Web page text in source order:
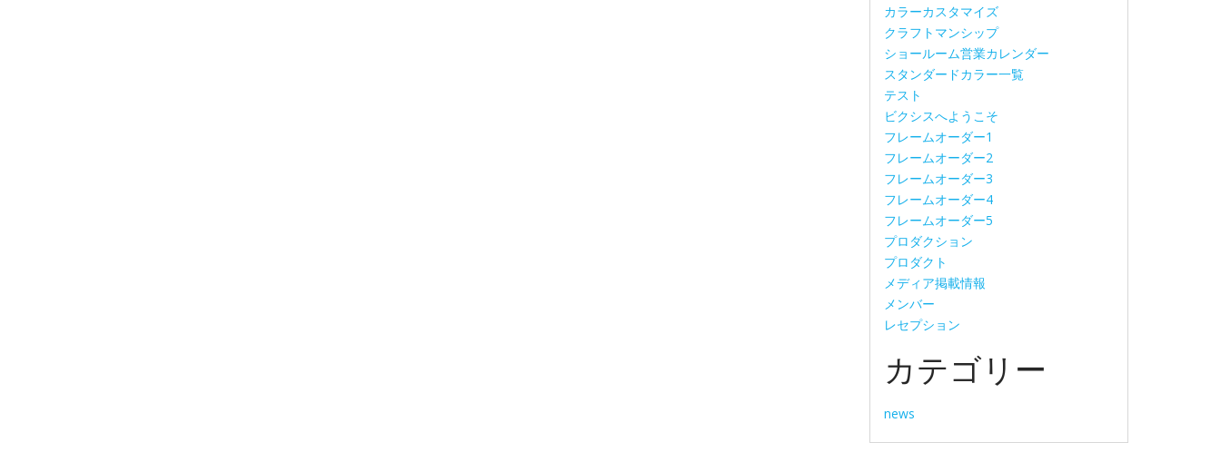
カラーカスタマイズ
クラフトマンシップ
ショールーム営業カレンダー
スタンダードカラー一覧
テスト
ビクシスへようこそ
フレームオーダー1
フレームオーダー2
フレームオーダー3
フレームオーダー4
フレームオーダー5
プロダクション
プロダクト
メディア掲載情報
メンバー
レセプション
カテゴリー
news